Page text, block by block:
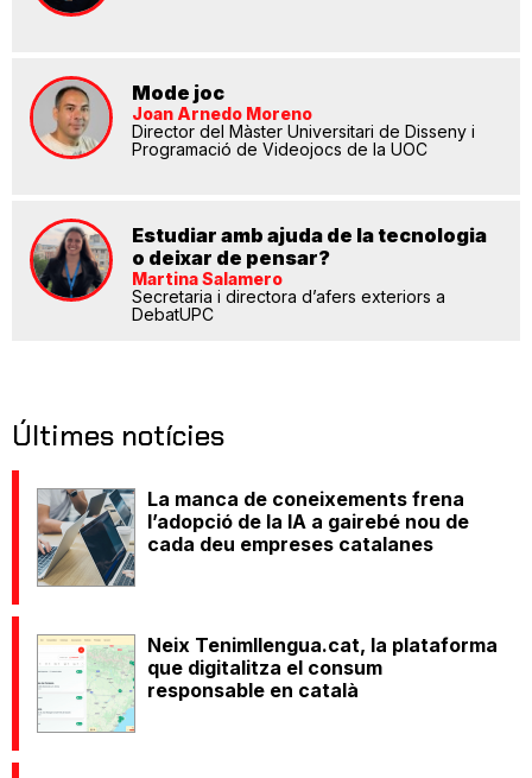
Mode joc
Joan Arnedo Moreno
Director del Màster Universitari de Disseny i
Programació de Videojocs de la UOC
Estudiar amb ajuda de la tecnologia
o deixar de pensar?
Martina Salamero
Secretaria i directora d’afers exteriors a
DebatUPC
Últimes notícies
La manca de coneixements frena
l’adopció de la IA a gairebé nou de
cada deu empreses catalanes
Neix Tenimllengua.cat, la plataforma
que digitalitza el consum
responsable en català